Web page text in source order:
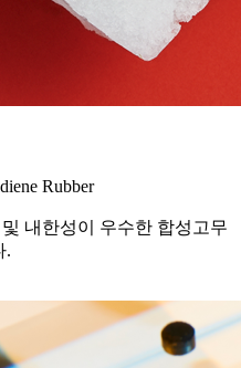
Rubber
내한성이 우수한 합성고무
.